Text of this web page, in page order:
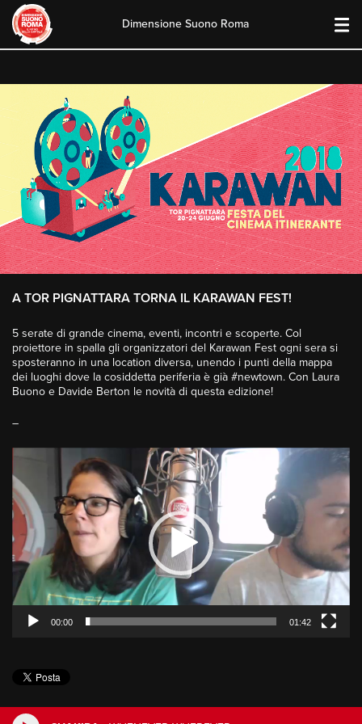
content
Dimensione Suono Roma
A TOR PIGNATTARA TORNA IL KARAWAN FEST!
5 serate di grande cinema, eventi, incontri e scoperte. Col
proiettore in spalla gli organizzatori del Karawan Fest ogni sera si
sposteranno in una location diversa, unendo i punti della mappa
dei luoghi dove la cosiddetta periferia è già #newtown. Con Laura
Buono e Davide Berton le novità di questa edizione!
–
00:00 01:42